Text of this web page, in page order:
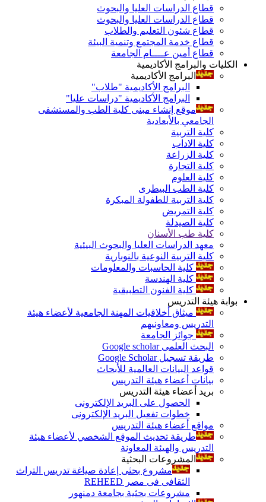
قطاع الدراسات العليا والبحوث
قطاع الدراسات العليا والبحوث
قطاع شئون التعليم والطلاب
قطاع خدمة المجتمع وتنمية البيئة
قطاع أمين عــــام الجامعة
الكليات والبرامج الأكاديمية
البرامج الأكاديمية
البرامج الأكاديمية "طلاب"
البرامج الأكاديمية "دراسات عليا"
موقع إنشاء مبنى كلية الطب والمستشفى
الجامعي بالأبعادية
كلية التربية
كلية الاداب
كلية الزراعة
كلية التجارة
كلية العلوم
كلية الطب البيطرى
كلية التربية للطفولة المبكرة
كلية التمريض
كلية الصيدلة
كلية طب الأسنان
معهد الدراسات العليا والبحوث البيئية
كلية التربية النوعية بالنوبارية
كلية الحاسبات والمعلومات
كلية الهندسة
كلية الفنون التطبيقية
بوابة هيئة التدريس
ميثاق أخلاقيات المهنة الجامعية لأعضاء هيئة
التدريس ومعاونيهم
جوائز الجامعة
البحث العلمى Google scholar
طريقة تسجيل Google Scholar
قواعد البيانات العالمية للأبحاث
بيانات أعضاء هيئة التدريس
بريد أعضاء هيئة التدريس
الحصول على البريد الإلكترونى
خطوات تفعيل البريد الإلكترونى
مواقع أعضاء هيئة التدريس
طريقة تحديث الموقع الشخصي لأعضاء هيئة
التدريس والهيئة المعاونة
المشروعات البحثية
مشروع بحثى إعادة صياغة تدريس التراث
الثقافى فى مصر REHEED
مشروعات بحثية بجامعة دمنهور